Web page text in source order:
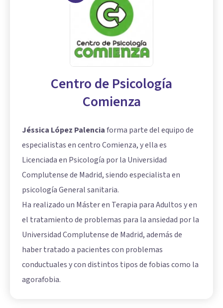
Centro de Psicología
Comienza
Jéssica López Palenciaforma parte del equipo de
especialistas en centro Comienza, y ella es
Licenciada en Psicología por la Universidad
Complutense de Madrid, siendo especialista en
psicología General sanitaria.
Ha realizado un Máster en Terapia para Adultos y en
el tratamiento de problemas para la ansiedad por la
Universidad Complutense de Madrid, además de
haber tratado a pacientes con problemas
conductuales y con distintos tipos de fobias como la
agorafobia.